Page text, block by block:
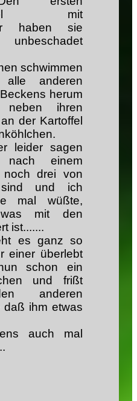
mit
haben sie
schwimmen
anderen
herum
ihren
der Kartoffel
leider sagen
einem
noch drei von
und ich
mal wüßte,
mit den
ist.......
es ganz so
einer überlebt
schon ein
und frißt
anderen
daß ihm etwas
auch mal